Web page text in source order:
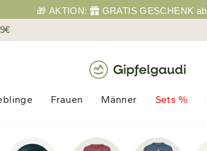
🎁 AKTION:
GRATIS GESCHENK
Frauen Männer Sets %